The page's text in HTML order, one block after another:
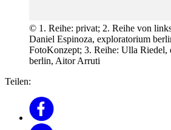
© 1. Reihe: privat; 2. Reihe von
Daniel Espinoza, exploratorium
FotoKonzept; 3. Reihe: Ulla Riedel,
berlin, Aitor Arruti
Teilen: